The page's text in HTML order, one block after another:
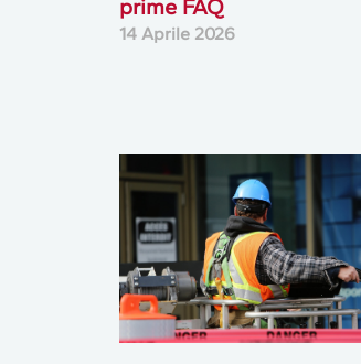
prime FAQ
14 Aprile 2026